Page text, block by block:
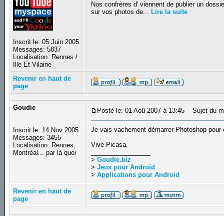
Inscrit le: 05 Juin 2005
Messages: 5837
Localisation: Rennes /
Ille Et Vilaine
Nos confrères d' viennent de publier un
sur vos photos de... Lire la suite
Revenir en haut de
page
Goudie
Inscrit le: 14 Nov 2005
Messages: 3455
Localisation: Rennes,
Montréal... par là quoi
Posté le: 01 Aoû 2007 à 13:45 Sujet du
Je vais vachement démarrer Photoshop
Vive Picasa.
>Goudie.biz
>Jeux pour Android
>Applications pour Android
Revenir en haut de
page